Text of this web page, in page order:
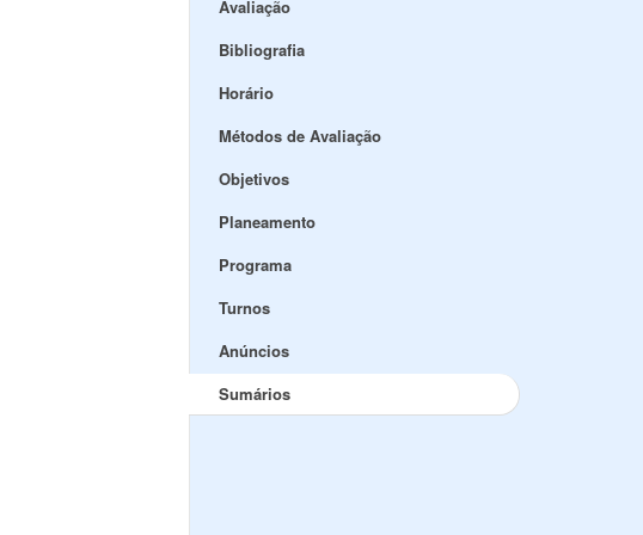
Avaliação
Bibliografia
Horário
Métodos de Avaliação
Objetivos
Planeamento
Programa
Turnos
Anúncios
Sumários